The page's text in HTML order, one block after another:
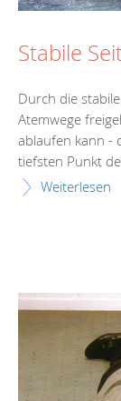
Stabile
Durch die
Atemwege
ablaufen kann -
tiefsten Punkt
Weiterlesen